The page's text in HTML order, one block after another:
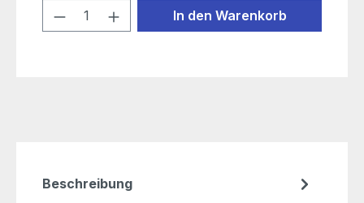
Produkt Anzahl: Gib den
In den Warenkorb
Beschreibung